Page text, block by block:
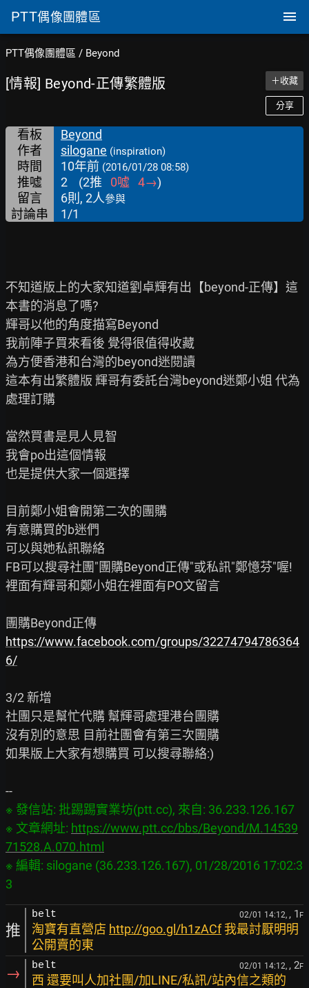
PTT偶像團體區
PTT偶像團體區 / Beyond
[情報] Beyond-正傳繁體版 ＋收藏
分享
看板
Beyond
作者
silogane (inspiration)
時間 10年前 (2016/01/28 08:58)
推噓 2 (2推 0噓 4→)
留言
6則, 2人參與
討論串 1/1
不知道版上的大家知道劉卓輝有出【beyond-正傳】這
本書的消息了嗎?
輝哥以他的角度描寫Beyond
我前陣子買來看後 覺得很值得收藏
為方便香港和台灣的beyond迷閱讀
這本有出繁體版 輝哥有委託台灣beyond迷鄭小姐 代為
處理訂購
當然買書是見人見智
我會po出這個情報
也是提供大家一個選擇
目前鄭小姐會開第二次的團購
有意購買的b迷們
可以與她私訊聯絡
FB可以搜尋社團"團購Beyond正傳"或私訊"鄭憶芬"喔!
裡面有輝哥和鄭小姐在裡面有PO文留言
https://www.facebook.com/groups/32274794786364
6/
3/2 新增
社團只是幫忙代購 幫輝哥處理港台團購
沒有別的意思 目前社團會有第三次團購
如果版上大家有想購買 可以搜尋聯絡:)
※ 發信站: 批踢踢實業坊(ptt.cc), 來自: 36.233.126.167
※ 文章網址: https://www.ptt.cc/bbs/Beyond/M.14539
71528.A.070.html
※ 編輯: silogane (36.233.126.167), 01/28/2016 17:02:3
推
belt 02/01 14:12, , 1 F
淘寶有直營店 http://goo.gl/h1zACf我最討厭明明
公開賣的東
→ belt 02/01 14:12, , 2F
西 還要叫人加社團/加LINE/私訊/站內信之類的